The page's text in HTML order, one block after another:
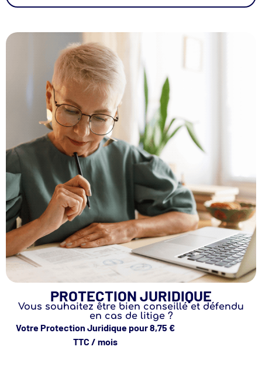
PROTECTION JURIDIQUE
Vous souhaitez être bien conseillé et défendu
en cas de litige ?
Votre Protection Juridique pour 8,75 €
TTC / mois